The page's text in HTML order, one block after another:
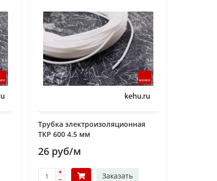
Трубка электроизоляционная
ТКР 600 4.5 мм
26 руб/м
Заказать